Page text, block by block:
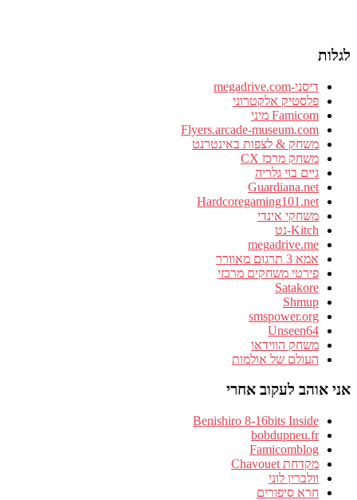
לגלות
דיסני-megadrive.com
פלסטיק אלקטרוני
Famicom מיני
Flyers.arcade-museum.com
משחק & לצפות באינטרנט
משחק מרכז CX
גיים בוי גלריה
Guardiana.net
Hardcoregaming101.net
משחקי אינדי
Kitch-נט
megadrive.me
אמא 3 תרגום מאוורר
פירטי משחקים מרכזי
Satakore
Shmup
smspower.org
Unseen64
משחק הווידאו
העולם של אולמות
אני אוהב לעקוב אחרי
Benishiro 8-16bits Inside
bobdupneu.fr
Famicomblog
מקדחת Chavouet
וולברין לוני
חרא סיפורים